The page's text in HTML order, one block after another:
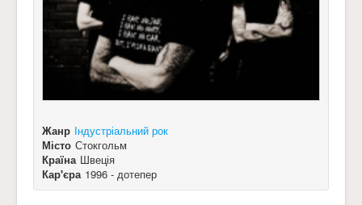
Жанр Індустріальний рок
Місто Стокгольм
Країна Швеція
Кар'єра 1996 - дотепер